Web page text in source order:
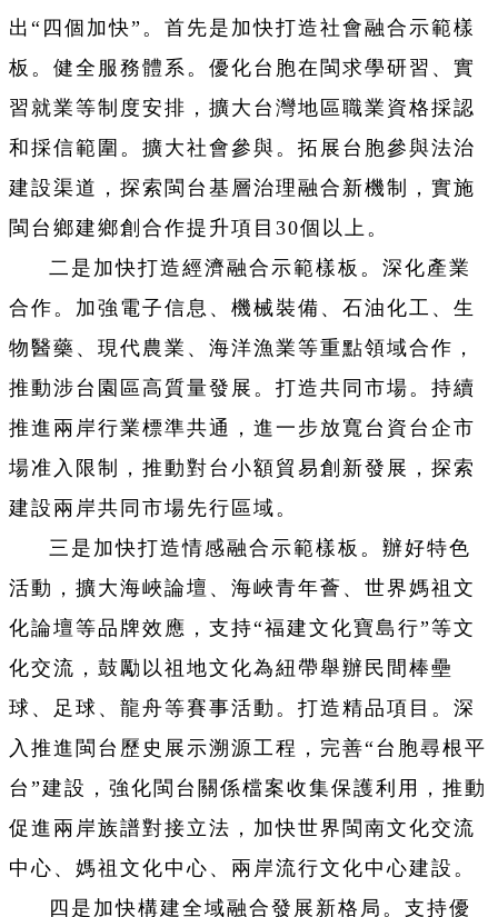
出“四個加快”。首先是加快打造社會融合示範樣
板。健全服務體系。優化台胞在閩求學研習、實
習就業等制度安排，擴大台灣地區職業資格採認
和採信範圍。擴大社會參與。拓展台胞參與法治
建設渠道，探索閩台基層治理融合新機制，實施
閩台鄉建鄉創合作提升項目30個以上。
二是加快打造經濟融合示範樣板。深化產業
合作。加強電子信息、機械裝備、石油化工、生
物醫藥、現代農業、海洋漁業等重點領域合作，
推動涉台園區高質量發展。打造共同市場。持續
推進兩岸行業標準共通，進一步放寬台資台企市
場准入限制，推動對台小額貿易創新發展，探索
建設兩岸共同市場先行區域。
三是加快打造情感融合示範樣板。辦好特色
活動，擴大海峽論壇、海峽青年薈、世界媽祖文
化論壇等品牌效應，支持“福建文化寶島行”等文
化交流，鼓勵以祖地文化為紐帶舉辦民間棒壘
球、足球、龍舟等賽事活動。打造精品項目。深
入推進閩台歷史展示溯源工程，完善“台胞尋根平
台”建設，強化閩台關係檔案收集保護利用，推動
促進兩岸族譜對接立法，加快世界閩南文化交流
中心、媽祖文化中心、兩岸流行文化中心建設。
四是加快構建全域融合發展新格局。支持優